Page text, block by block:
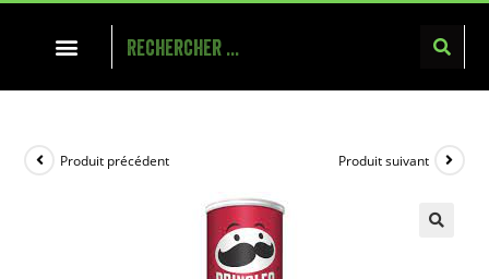
Produit précédent Produit suivant